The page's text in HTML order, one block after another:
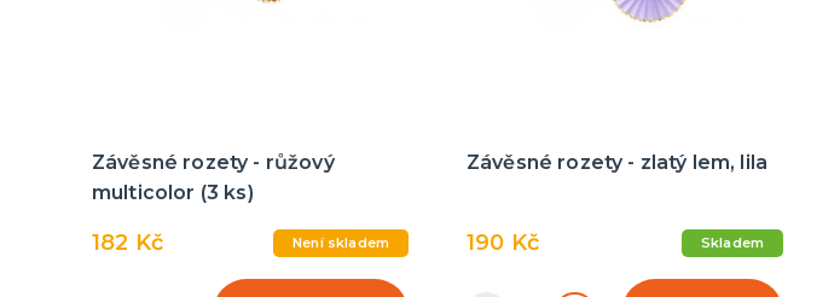
Závěsné rozety - růžový
multicolor (3 ks)
182 Kč Není skladem
Závěsné rozety - zlatý lem, lila
190 Kč Skladem